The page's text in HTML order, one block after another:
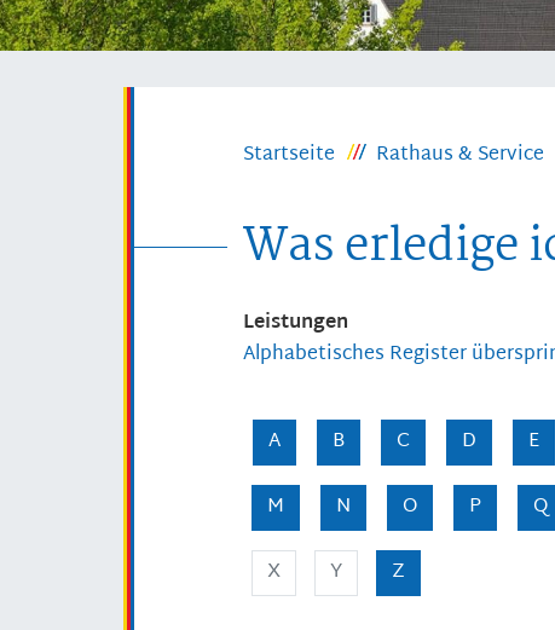
Startseite Rathaus & Service
Was erledige
Leistungen
Alphabetisches Register
A B C D E
M
N O P Q
X
Y Z